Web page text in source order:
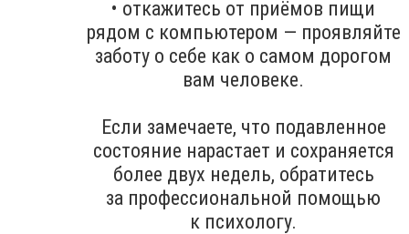
• откажитесь от приёмов пищи
рядом с компьютером — проявляйте
заботу о себе как о самом дорогом
вам человеке.
Если замечаете, что подавленное
состояние нарастает и сохраняется
более двух недель, обратитесь
за профессиональной помощью
к психологу.